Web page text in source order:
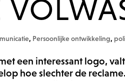
, Persoonlijke ontwikkeling,
een interessant logo,
hoe slechter de